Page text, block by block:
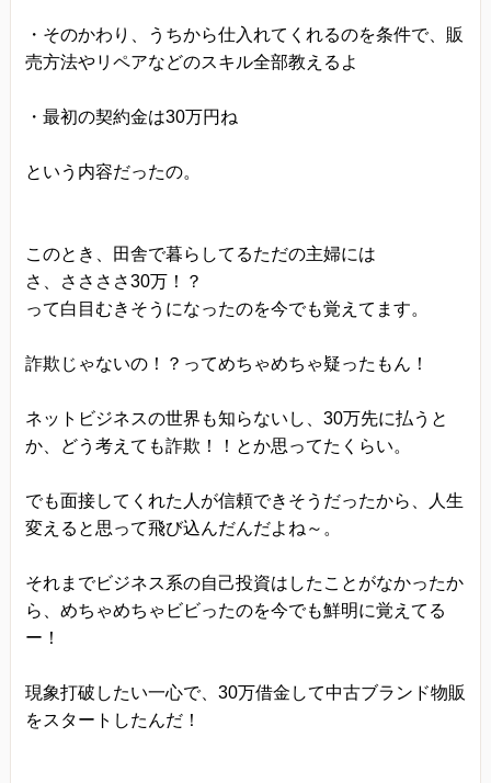
・そのかわり、うちから仕入れてくれるのを条件で、販
売方法やリペアなどのスキル全部教えるよ
・最初の契約金は30万円ね
という内容だったの。
このとき、田舎で暮らしてるただの主婦には
さ、ささささ30万！？
って白目むきそうになったのを今でも覚えてます。
詐欺じゃないの！？ってめちゃめちゃ疑ったもん！
ネットビジネスの世界も知らないし、30万先に払うと
か、どう考えても詐欺！！とか思ってたくらい。
でも面接してくれた人が信頼できそうだったから、人生
変えると思って飛び込んだんだよね～。
それまでビジネス系の自己投資はしたことがなかったか
ら、めちゃめちゃビビったのを今でも鮮明に覚えてる
ー！
現象打破したい一心で、30万借金して中古ブランド物販
をスタートしたんだ！